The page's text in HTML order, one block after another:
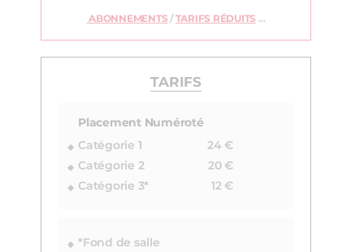
ABONNEMENTS / TARIFS RÉDUITS …
TARIFS
Placement Numéroté
Catégorie 1
24 €
Catégorie 2
20 €
Catégorie 3*
12 €
*Fond de salle